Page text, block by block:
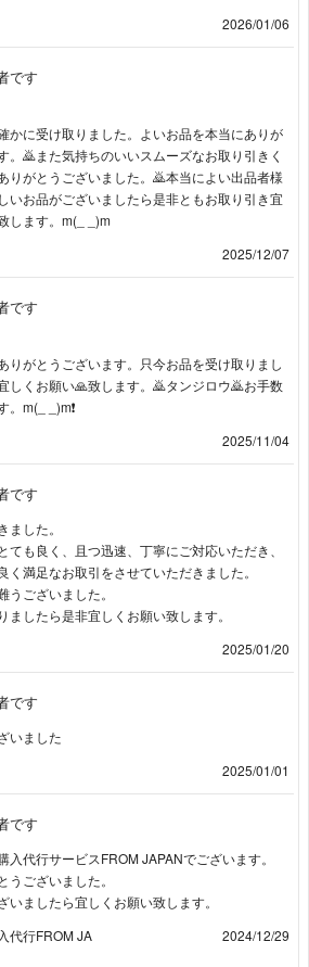
2026/01/06
です
かに受け取りました。よいお品を本当にありが
。🙇また気持ちのいいスムーズなお取り引きく
りがとうございました。🙇本当によい出品者様
いお品がございましたら是非ともお取り引き宜
します。m(_ _)m
2025/12/07
です
りがとうございます。只今お品を受け取りまし
しくお願い🙏致します。🙇タンジロウ🙇お手数
。m(_ _)m❗️
2025/11/04
です
ました。
ても良く、且つ迅速、丁寧にご対応いただき、
く満足なお取引をさせていただきました。
うございました。
ましたら是非宜しくお願い致します。
2025/01/20
です
いました
2025/01/01
です
代行サービスFROM JAPANでございます。
うございました。
いましたら宜しくお願い致します。
代行FROM JA
2024/12/29